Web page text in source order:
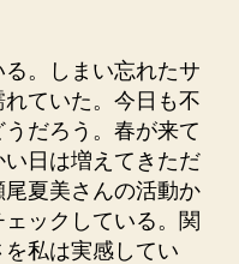
。しまい忘れたサ
ていた。今日も不
だろう。春が来て
日は増えてきただ
夏美さんの活動か
ェックしている。関
私は実感してい